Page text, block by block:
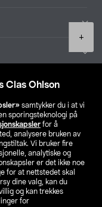
Clas Ohlson
samtykker du i at vi
sporingsteknologi på
for å
analysere bruken av
Vi bruker fire
analytiske og
er det ikke noe
for at nettstedet skal
dine valg, kan du
og kan trekkes
for
+